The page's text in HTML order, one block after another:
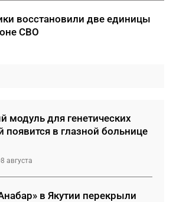
восстановили две единицы
СВО
модуль для генетических
появится в глазной больнице
августа
в Якутии перекрыли